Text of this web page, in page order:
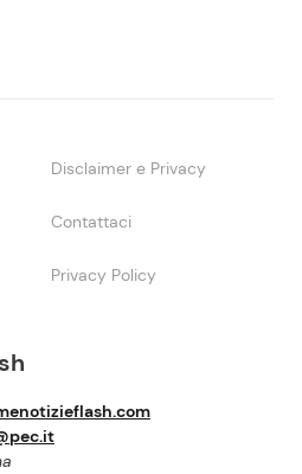
Disclaimer e Privacy
Contattaci
Privacy Policy